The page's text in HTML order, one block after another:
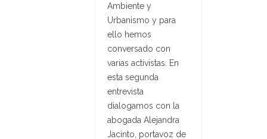
Ambiente y
Urbanismo y para
ello hemos
conversado con
varias activistas. En
esta segunda
entrevista
dialogamos con la
abogada Alejandra
Jacinto, portavoz de